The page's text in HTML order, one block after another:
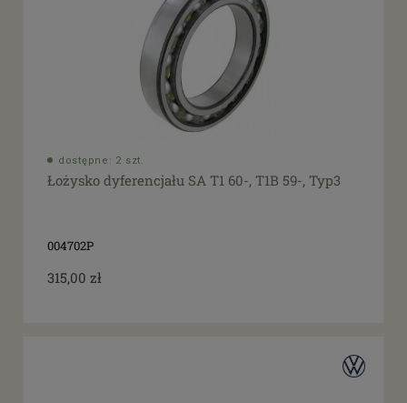
dostępne: 2 szt.
Łożysko dyferencjału SA T1 60-, T1B 59-, Typ3
004702P
315,00 zł